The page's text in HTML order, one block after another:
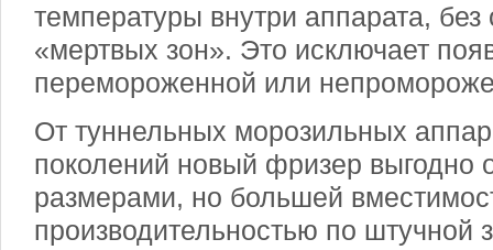
температуры внутри аппарата, без
«мертвых зон». Это исключает
перемороженной или
От туннельных морозильных
поколений новый фризер выгодно
размерами, но большей
производительностью по штучной